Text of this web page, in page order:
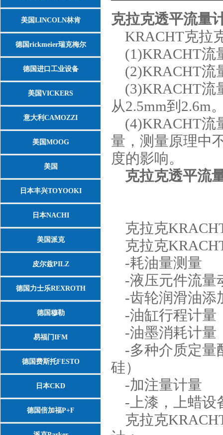
美国LINCOLN林肯
德国rickmeier瑞克梅尔
德国进口工业设备
美国VICKERS
意大利CAMOZZI
美国MOOG
美国
ASCO/NUMATICS/JOUCOMATIC
日本丰兴TOYOOKI
日本NACHI
美国派克
皮尔兹PILZ
德国力士乐REXROTH
德国穆勒
易福门IFM
德国费斯托FESTO
日本CKD
德国倍加福P+F
克拉克透平流量
KRACHT克拉
(1)KRACHT流
(2)KRACHT流
(3)KRACHT流
从2.5mm到2.6m
(4)KRACHT流
量，测量原理中
度的影响。
克拉克透平流
克拉克
克拉克
-耗油量测量
-液压元件流量
-齿轮润滑油添
-油缸行程计量
-油墨消耗计量
-多种介质定量
硅）
-加注量计量
-上漆，上蜡设
克拉克